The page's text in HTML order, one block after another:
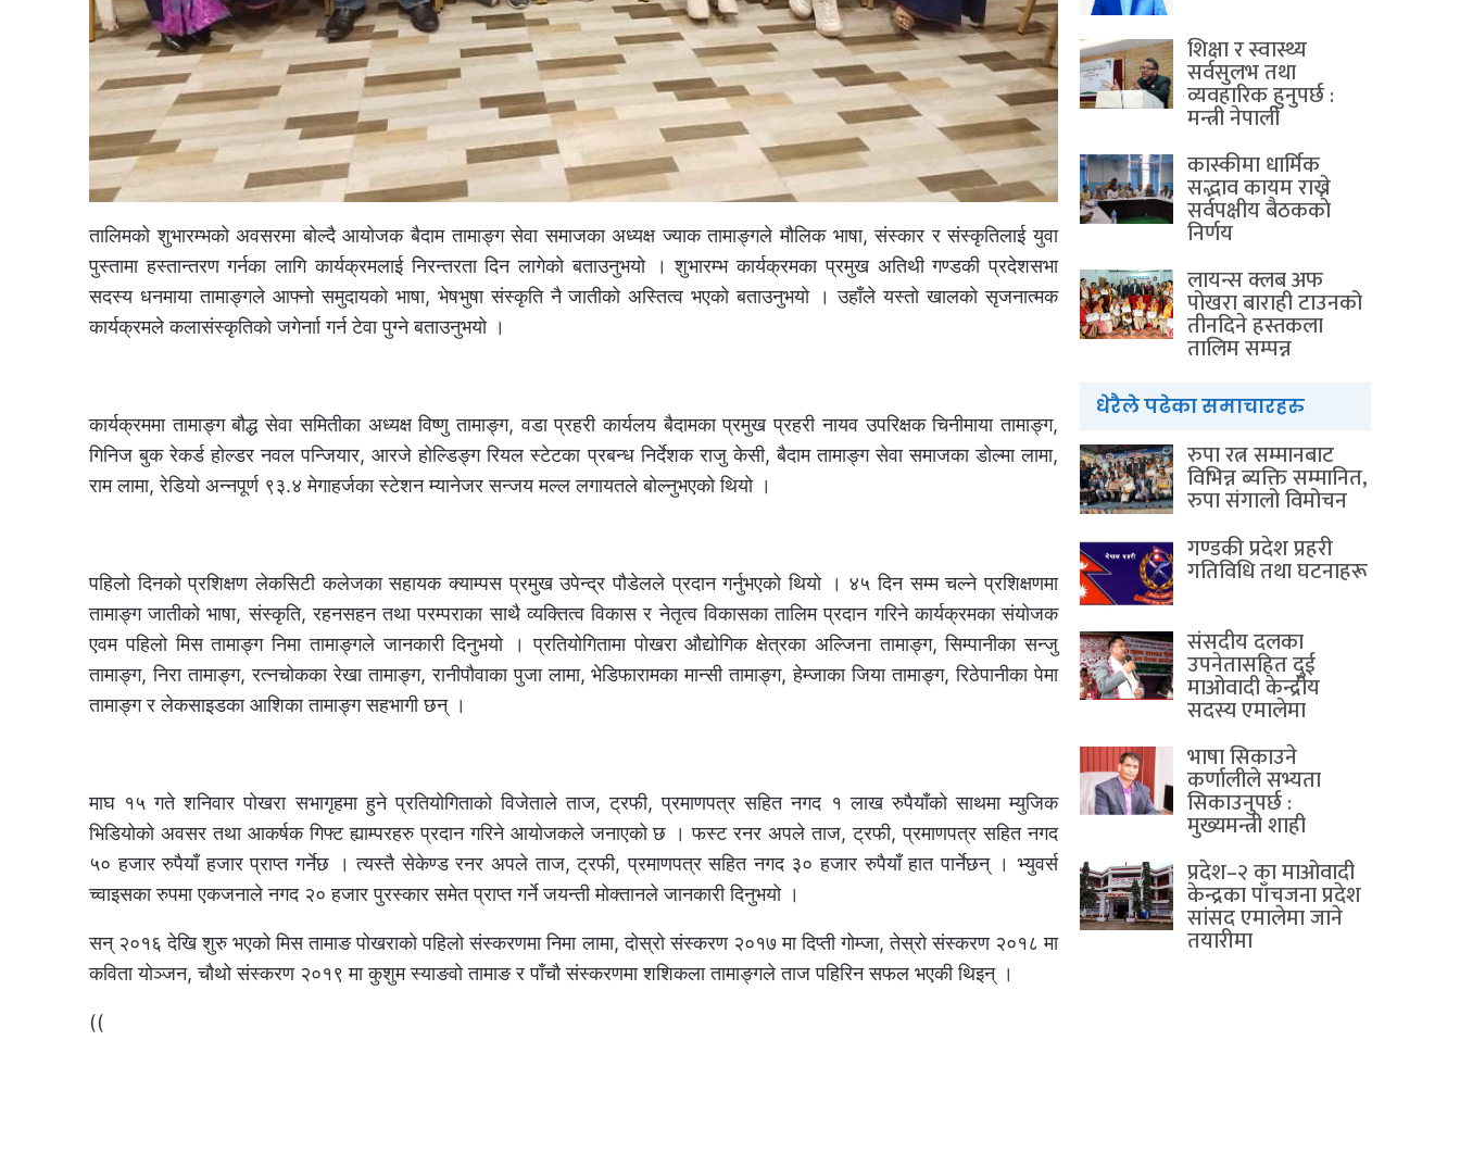
तालिमको शुभारम्भको अवसरमा बोल्दै आयोजक बैदाम तामाङ्ग सेवा समाजका अध्यक्ष ज्याक तामाङ्गले मौलिक भाषा, संस्कार र संस्कृतिलाई युवा
पुस्तामा हस्तान्तरण गर्नका लागि कार्यक्रमलाई निरन्तरता दिन लागेको बताउनुभयो । शुभारम्भ कार्यक्रमका प्रमुख अतिथी गण्डकी प्रदेशसभा
सदस्य धनमाया तामाङ्गले आफ्नो समुदायको भाषा, भेषभुषा संस्कृति नै जातीको अस्तित्व भएको बताउनुभयो । उहाँले यस्तो खालको सृजनात्मक
कार्यक्रमले कलासंस्कृतिको जगेर्नाा गर्न टेवा पुग्ने बताउनुभयो ।
कार्यक्रममा तामाङ्ग बौद्ध सेवा समितीका अध्यक्ष विष्णु तामाङ्ग, वडा प्रहरी कार्यलय बैदामका प्रमुख प्रहरी नायव उपरिक्षक चिनीमाया तामाङ्ग,
गिनिज बुक रेकर्ड होल्डर नवल पन्जियार, आरजे होल्डिङ्ग रियल स्टेटका प्रबन्ध निर्देशक राजु केसी, बैदाम तामाङ्ग सेवा समाजका डोल्मा लामा,
राम लामा, रेडियो अन्नपूर्ण ९३.४ मेगाहर्जका स्टेशन म्यानेजर सन्जय मल्ल लगायतले बोल्नुभएको थियो ।
पहिलो दिनको प्रशिक्षण लेकसिटी कलेजका सहायक क्याम्पस प्रमुख उपेन्द्र पौडेलले प्रदान गर्नुभएको थियो । ४५ दिन सम्म चल्ने प्रशिक्षणमा
तामाङ्ग जातीको भाषा, संस्कृति, रहनसहन तथा परम्पराका साथै व्यक्तित्व विकास र नेतृत्व विकासका तालिम प्रदान गरिने कार्यक्रमका संयोजक
एवम पहिलो मिस तामाङ्ग निमा तामाङ्गले जानकारी दिनुभयो । प्रतियोगितामा पोखरा औद्योगिक क्षेत्रका अल्जिना तामाङ्ग, सिम्पानीका सन्जु
तामाङ्ग, निरा तामाङ्ग, रत्नचोकका रेखा तामाङ्ग, रानीपौवाका पुजा लामा, भेडिफारामका मान्सी तामाङ्ग, हेम्जाका जिया तामाङ्ग, रिठेपानीका पेमा
तामाङ्ग र लेकसाइडका आशिका तामाङ्ग सहभागी छन् ।
माघ १५ गते शनिवार पोखरा सभागृहमा हुने प्रतियोगिताको विजेताले ताज, ट्रफी, प्रमाणपत्र सहित नगद १ लाख रुपैयाँको साथमा म्युजिक
भिडियोको अवसर तथा आकर्षक गिफ्ट ह्याम्परहरु प्रदान गरिने आयोजकले जनाएको छ । फस्ट रनर अपले ताज, ट्रफी, प्रमाणपत्र सहित नगद
५० हजार रुपैयाँ हजार प्राप्त गर्नेछ । त्यस्तै सेकेण्ड रनर अपले ताज, ट्रफी, प्रमाणपत्र सहित नगद ३० हजार रुपैयाँ हात पार्नेछन् । भ्युवर्स
च्वाइसका रुपमा एकजनाले नगद २० हजार पुरस्कार समेत प्राप्त गर्ने जयन्ती मोक्तानले जानकारी दिनुभयो ।
सन् २०१६ देखि शुरु भएको मिस तामाङ पोखराको पहिलो संस्करणमा निमा लामा, दोस्रो संस्करण २०१७ मा दिप्ती गोम्जा, तेस्रो संस्करण २०१८ मा
कविता योञ्जन, चौथो संस्करण २०१९ मा कुशुम स्याङवो तामाङ र पाँचौ संस्करणमा शशिकला तामाङ्गले ताज पहिरिन सफल भएकी थिइन् ।
((
शिक्षा र स्वास्थ्य
सर्वसुलभ तथा
व्यवहारिक हुनुपर्छ :
मन्त्री नेपाली
कास्कीमा धार्मिक
सद्भाव कायम राख्ने
सर्वपक्षीय बैठककाे
निर्णय
लायन्स क्लब अफ
पोखरा बाराही टाउनको
तीनदिने हस्तकला
तालिम सम्पन्न
धेरैले पढेका समाचारहरु
रुपा रत्न सम्मानबाट
विभिन्न ब्यक्ति सम्मानित,
रुपा संगालो विमोचन
गण्डकी प्रदेश प्रहरी
गतिविधि तथा घटनाहरू
संसदीय दलका
उपनेतासहित दुई
माओवादी केन्द्रीय
सदस्य एमालेमा
भाषा सिकाउने
कर्णालीले सभ्यता
सिकाउनुपर्छ :
मुख्यमन्त्री शाही
प्रदेश–२ का माओवादी
केन्द्रका पाँचजना प्रदेश
सांसद एमालेमा जाने
तयारीमा